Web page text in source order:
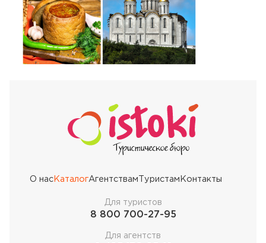
О насКаталогАгентствам Туристам Контакты
Для туристов
8 800 700-27-95
Для агентств